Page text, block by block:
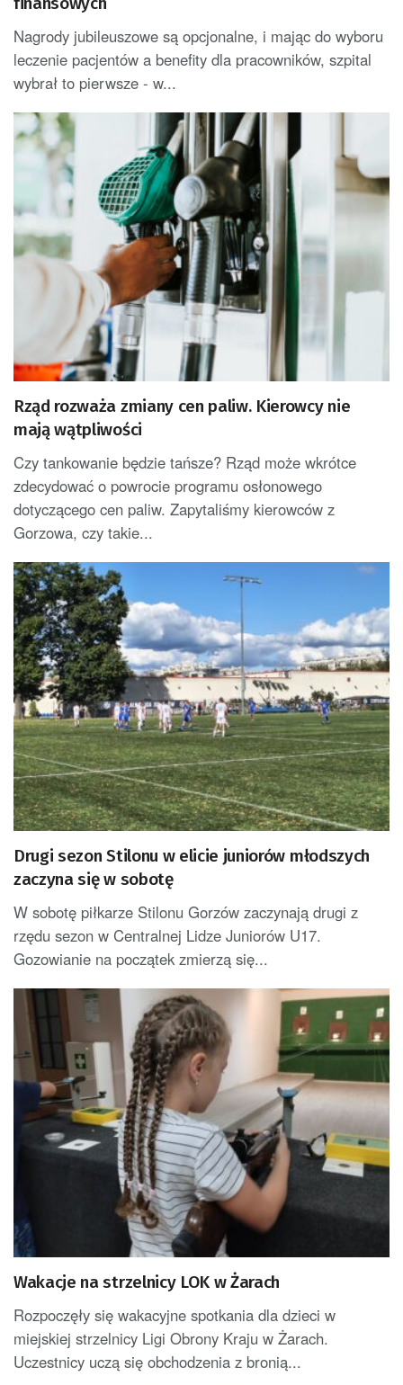
Nagrody jubileuszowe są opcjonalne, i mając do wyboru
leczenie pacjentów a benefity dla pracowników, szpital
wybrał to pierwsze - w...
Rząd rozważa zmiany cen paliw. Kierowcy nie
mają wątpliwości
Czy tankowanie będzie tańsze? Rząd może wkrótce
zdecydować o powrocie programu osłonowego
dotyczącego cen paliw. Zapytaliśmy kierowców z
Gorzowa, czy takie...
Drugi sezon Stilonu w elicie juniorów młodszych
zaczyna się w sobotę
W sobotę piłkarze Stilonu Gorzów zaczynają drugi z
rzędu sezon w Centralnej Lidze Juniorów U17.
Gozowianie na początek zmierzą się...
Wakacje na strzelnicy LOK w Żarach
Rozpoczęły się wakacyjne spotkania dla dzieci w
miejskiej strzelnicy Ligi Obrony Kraju w Żarach.
Uczestnicy uczą się obchodzenia z bronią...